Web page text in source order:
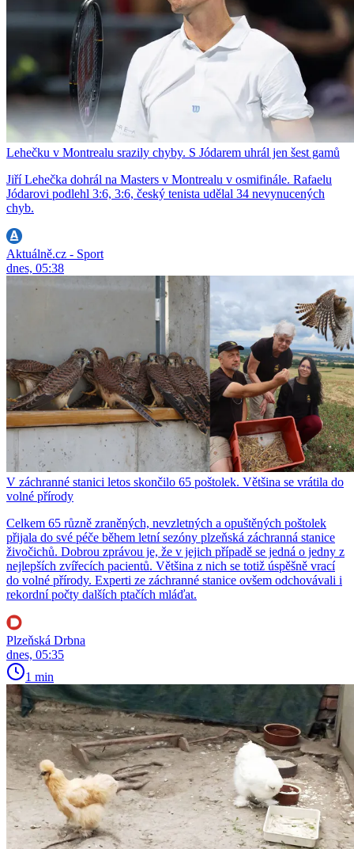
Lehečku v Montrealu srazily chyby. S Jódarem uhrál jen šest gamů
Jiří Lehečka dohrál na Masters v Montrealu v osmifinále. Rafaelu
Jódarovi podlehl 3:6, 3:6, český tenista udělal 34 nevynucených
chyb.
Aktuálně.cz - Sport
dnes, 05:38
V záchranné stanici letos skončilo 65 poštolek. Většina se vrátila do
volné přírody
Celkem 65 různě zraněných, nevzletných a opuštěných poštolek
přijala do své péče během letní sezóny plzeňská záchranná stanice
živočichů. Dobrou zprávou je, že v jejich případě se jedná o jedny z
nejlepších zvířecích pacientů. Většina z nich se totiž úspěšně vrací
do volné přírody. Experti ze záchranné stanice ovšem odchovávali i
rekordní počty dalších ptačích mláďat.
Plzeňská Drbna
dnes, 05:35
1 min